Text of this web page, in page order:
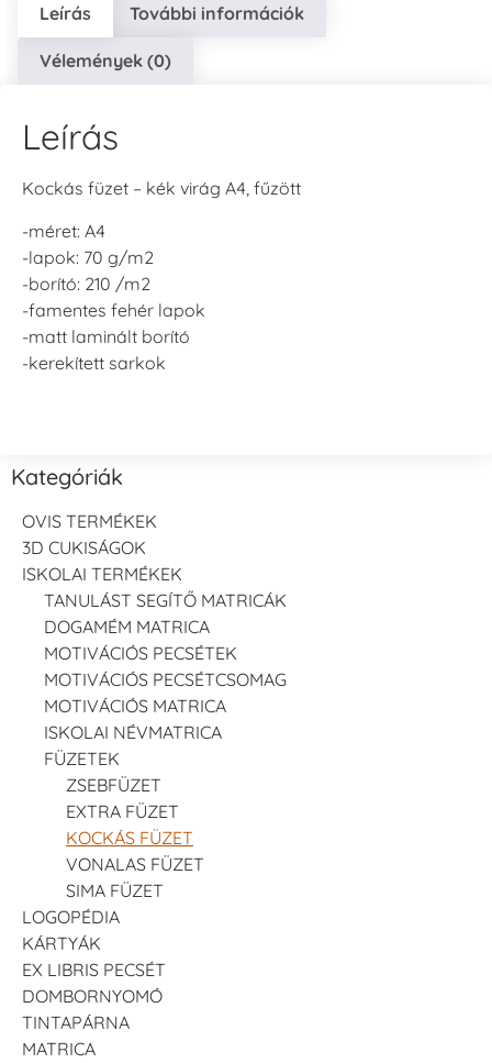
Leírás További információk
Vélemények (0)
Leírás
Kockás füzet – kék virág A4, fűzött
-méret: A4
-lapok: 70 g/m2
-borító: 210 /m2
-famentes fehér lapok
-matt laminált borító
-kerekített sarkok
Kategóriák
OVIS TERMÉKEK
3D CUKISÁGOK
ISKOLAI TERMÉKEK
TANULÁST SEGÍTŐ MATRICÁK
DOGAMÉM MATRICA
MOTIVÁCIÓS PECSÉTEK
MOTIVÁCIÓS PECSÉTCSOMAG
MOTIVÁCIÓS MATRICA
ISKOLAI NÉVMATRICA
FÜZETEK
ZSEBFÜZET
EXTRA FÜZET
KOCKÁS FÜZET
VONALAS FÜZET
SIMA FÜZET
LOGOPÉDIA
KÁRTYÁK
EX LIBRIS PECSÉT
DOMBORNYOMÓ
TINTAPÁRNA
MATRICA